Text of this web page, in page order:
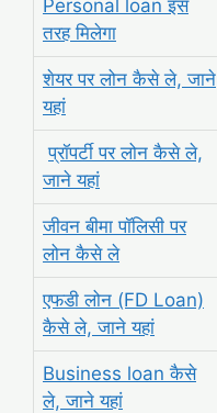
Personal loan इस
तरह मिलेगा
शेयर पर लोन कैसे ले, जाने
यहां
प्रॉपर्टी पर लोन कैसे ले,
जाने यहां
जीवन बीमा पॉलिसी पर
लोन कैसे ले
एफडी लोन (FD Loan)
कैसे ले, जाने यहां
Business loan कैसे
ले, जाने यहां